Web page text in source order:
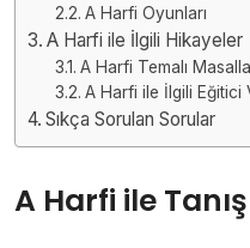
A Harfi Oyunları
A Harfi ile İlgili Hikayeler
A Harfi Temalı
A Harfi ile İlgili Eğitici
Sıkça Sorulan Sorular
A Harfi ile